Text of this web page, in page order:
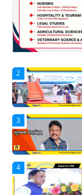
2
3
4
5